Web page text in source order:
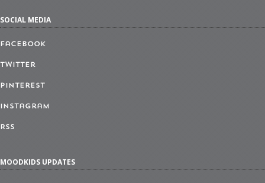
SOCIAL MEDIA
Facebook
Twitter
Pinterest
Instagram
RSS
MOODKIDS UPDATES